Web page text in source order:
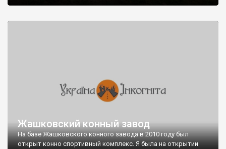
Жашковский конный завод
На базе Жашковского конного завода в 2010 году был
открыт конно спортивный комплекс. Я была на открытии